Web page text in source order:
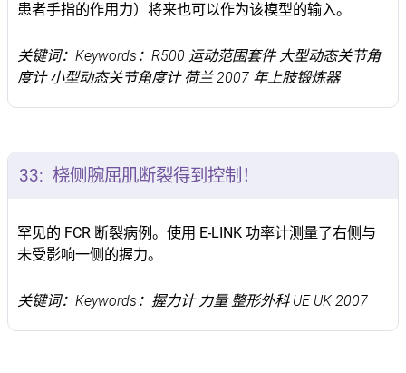
患者手指的作用力）将来也可以作为该模型的输入。
关键词：Keywords：R500 运动范围套件 大型动态关节角
度计 小型动态关节角度计 荷兰 2007 年上肢锻炼器
33: 桡侧腕屈肌断裂得到控制！
罕见的 FCR 断裂病例。使用 E-LINK 功率计测量了右侧与
未受影响一侧的握力。
关键词：Keywords：握力计 力量 整形外科 UE UK 2007